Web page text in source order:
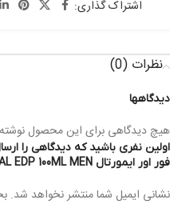
اشتراک گذاری:
نظرات (0)
دیدگاهها
هیچ دیدگاهی برای این محصول
اولین نفری باشید که دیدگاهی را
فور اور ایمورتال TEN FOREVER IMMORTAL EDP 100ML MEN”
نشانی ایمیل شما منتشر نخواهد شد.